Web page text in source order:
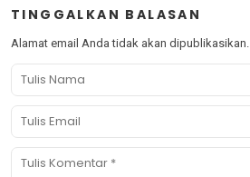
TINGGALKAN BALASAN
Alamat email Anda tidak akan dipublikasikan.